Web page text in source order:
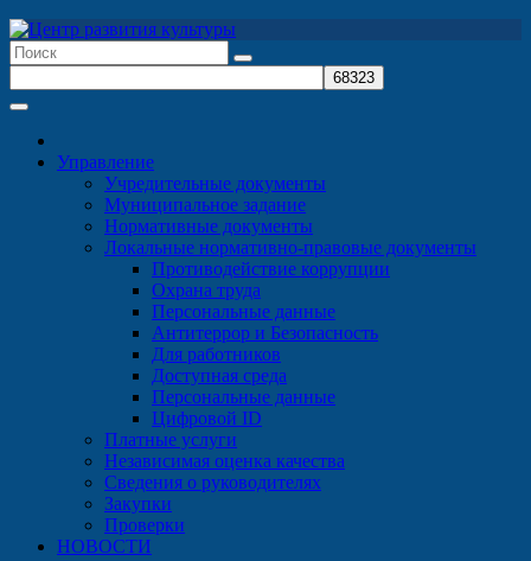
Перейти
к
содержимому
Управление
Учредительные документы
Муниципальное задание
Нормативные документы
Локальные нормативно-правовые документы
Противодействие коррупции
Охрана труда
Персональные данные
Антитеррор и Безопасность
Для работников
Доступная среда
Персональные данные
Цифровой ID
Платные услуги
Независимая оценка качества
Сведения о руководителях
Закупки
Проверки
НОВОСТИ